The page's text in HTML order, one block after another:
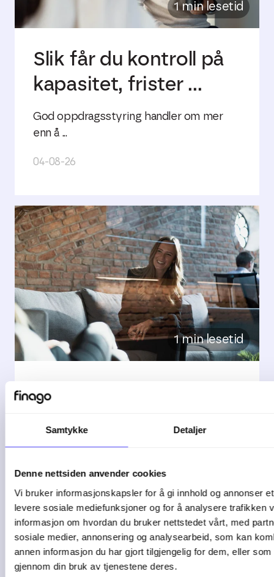
Samtykke Detaljer
Denne nettsiden anvender cookies
Vi bruker informasjonskapsler for å gi innhold og annonser
levere sosiale mediefunksjoner og for å analysere trafikken
informasjon om hvordan du bruker nettstedet vårt, med
sosiale medier, annonsering og analysearbeid, som kan
annen informasjon du har gjort tilgjengelig for dem, eller
gjennom din bruk av tjenestene deres.
1 min lesetid
Slik får du kontroll på
kapasitet, frister ...
God oppdragsstyring handler om mer
enn å ...
04-08-26
1 min lesetid
5 tegn på at bedriften
De fleste bedrifter starter enkelt. Et ...
04-08-26